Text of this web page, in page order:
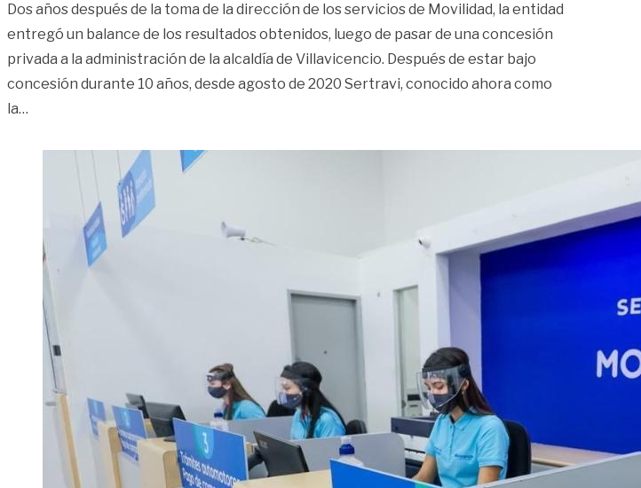
Dos años después de la toma de la dirección de los servicios de Movilidad, la entidad
entregó un balance de los resultados obtenidos, luego de pasar de una concesión
privada a la administración de la alcaldía de Villavicencio. Después de estar bajo
concesión durante 10 años, desde agosto de 2020 Sertravi, conocido ahora como
la…